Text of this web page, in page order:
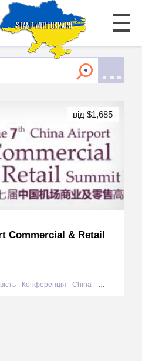
Commercial & Retail
Конференція China
від $1,685